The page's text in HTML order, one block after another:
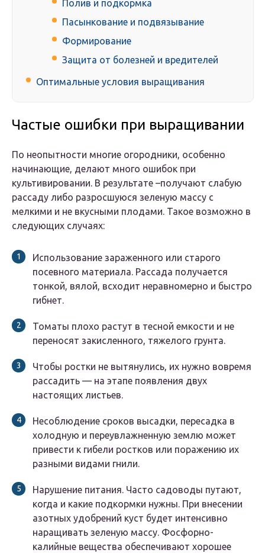
Полив и подкормка
Пасынкование и подвязывание
Формирование
Защита от болезней и вредителей
Оптимальные условия выращивания
Частые ошибки при выращивании
По неопытности многие огородники, особенно
начинающие, делают много ошибок при
культивировании. В результате –получают слабую
рассаду либо разросшуюся зеленую массу с
мелкими и не вкусными плодами. Такое возможно в
следующих случаях:
Использование зараженного или старого
посевного материала. Рассада получается
тонкой, вялой, всходит неравномерно и быстро
гибнет.
Томаты плохо растут в тесной емкости и не
переносят закисленного, тяжелого грунта.
Чтобы ростки не вытянулись, их нужно вовремя
рассадить — на этапе появления двух
настоящих листьев.
Несоблюдение сроков высадки, пересадка в
холодную и переувлажненную землю может
привести к гибели ростков или поражению их
разными видами гнили.
Нарушение питания. Часто садоводы путают,
когда и какие подкормки нужны. При внесении
азотных удобрений куст будет интенсивно
наращивать зеленую массу. Фосфорно-
калийные вещества обеспечивают хорошее